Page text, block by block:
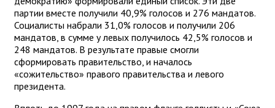
партии вместе получили 40,9% голосов и 276 мандатов.
Социалисты набрали 31,0% голосов и получили 206
мандатов, в сумме у левых получилось 42,5% голосов и
248 мандатов. В результате правые смогли
сформировать правительство, и началось
«сожительство» правого правительства и левого
президента.